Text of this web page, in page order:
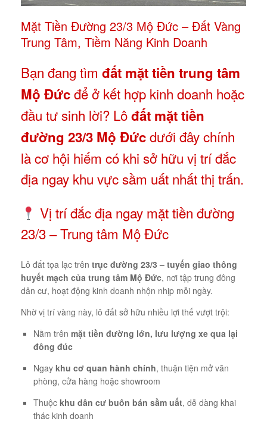
Mặt Tiền Đường 23/3 Mộ Đức – Đất Vàng
Trung Tâm, Tiềm Năng Kinh Doanh
Bạn đang tìm đất mặt tiền trung tâm
Mộ Đứcđể ở kết hợp kinh doanh hoặc
đầu tư sinh lời? Lôđất mặt tiền
đường 23/3 Mộ Đứcdưới đây chính
là cơ hội hiếm có khi sở hữu vị trí đắc
địa ngay khu vực sầm uất nhất thị trấn.
Vị trí đắc địa ngay mặt tiền đường
23/3 – Trung tâm Mộ Đức
Lô đất tọa lạc trên trục đường 23/3 – tuyến giao thông
huyết mạch của trung tâm Mộ Đức, nơi tập trung đông
dân cư, hoạt động kinh doanh nhộn nhịp mỗi ngày.
Nhờ vị trí vàng này, lô đất sở hữu nhiều lợi thế vượt trội:
Nằm trên mặt tiền đường lớn, lưu lượng xe qua lại
đông đúc
Ngay khu cơ quan hành chính, thuận tiện mở văn
phòng, cửa hàng hoặc showroom
Thuộc khu dân cư buôn bán sầm uất, dễ dàng khai
thác kinh doanh